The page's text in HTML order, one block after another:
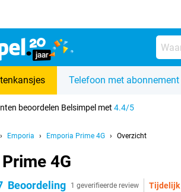
Telefoon met abonnement
beoordelen Belsimpel met4.4/5
Emporia Emporia Prime 4G Overzicht
4G
Beoordeling 1 geverifieerde review Tijdelijk